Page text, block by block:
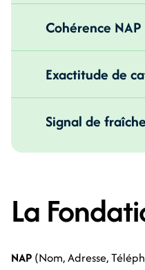
Cohérence NAP
Exactitude de
Signal de
La
NAP (Nom, Adresse,